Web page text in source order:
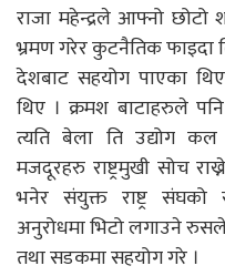
राजा महेन्द्रले आफ्नो
भ्रमण गरेर कुटनैतिक फाइदा
देशबाट सहयोग पाएका
थिए । क्रमश बाटाहरुले
त्यति बेला ति उद्योग कल
मजदूरहरु राष्ट्रमुखी सोच
भनेर संयुक्त राष्ट्र
अनुरोधमा भिटो लगाउने रुसले
तथा सडकमा सहयोग गरे ।